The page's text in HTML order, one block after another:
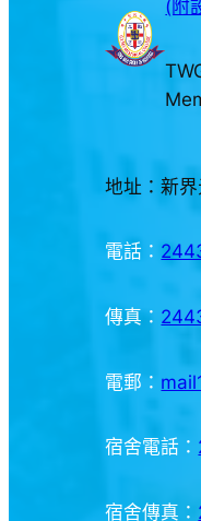
(附
地址：新
電話：
傳真：
電郵：
宿舍電話：
宿舍傳真：